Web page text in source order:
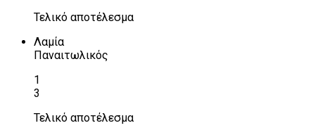
Τελικό αποτέλεσμα
Λαμία
Παναιτωλικός
1
3
Τελικό αποτέλεσμα